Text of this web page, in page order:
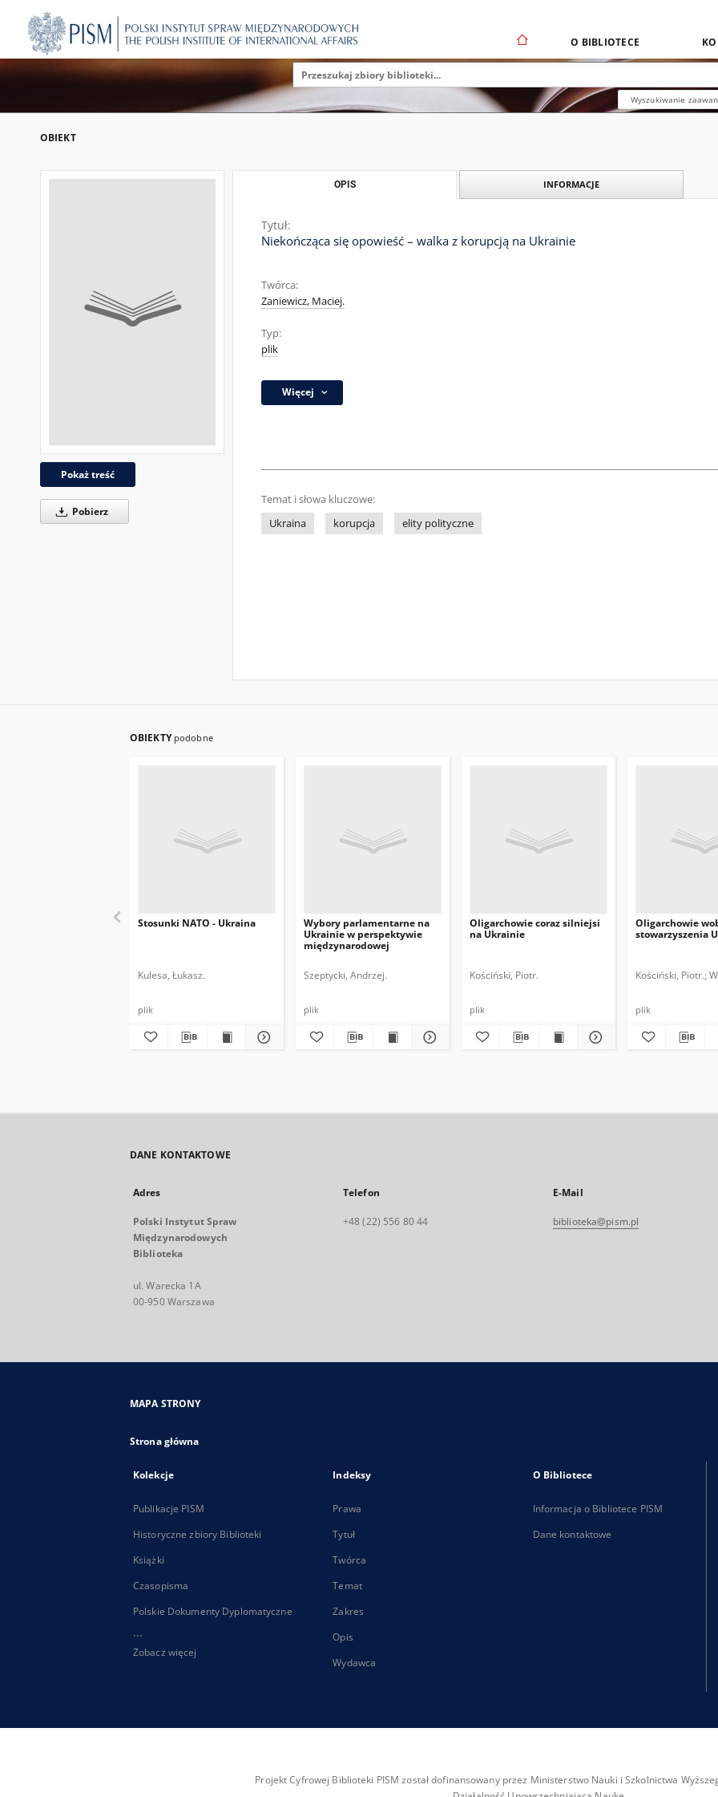
O BIBLIOTECE
Wyszukiwanie
OBIEKT
Pokaż treść
Pobierz
OPIS INFORMACJE
Tytuł:
Niekończąca się opowieść – walka z korupcją na Ukrainie
Twórca:
Zaniewicz, Maciej.
Typ:
plik
Więcej
Temat i słowa kluczowe:
Ukraina
korupcja elity polityczne
OBIEKTY podobne
Stosunki NATO - Ukraina
Kulesa, Łukasz.
plik
Wybory parlamentarne na
Ukrainie w perspektywie
międzynarodowej
Szeptycki, Andrzej.
plik
Oligarchowie coraz silniejsi
na Ukrainie
Kościński, Piotr.
plik
Oligarchowie
stowarzyszenia
Kościński, Piotr.
plik
DANE KONTAKTOWE
Adres
Polski Instytut Spraw
Międzynarodowych
Biblioteka
ul. Warecka 1A
00-950 Warszawa
Telefon
+48 (22) 556 80 44
E-Mail
biblioteka@pism.pl
MAPA STRONY
Strona główna
Kolekcje
Publikacje PISM
Historyczne zbiory Biblioteki
Książki
Czasopisma
Polskie Dokumenty Dyplomatyczne
...
Zobacz więcej
Indeksy
Prawa
Tytuł
Twórca
Temat
Zakres
Opis
Wydawca
O Bibliotece
Informacja o Bibliotece PISM
Dane kontaktowe
Projekt Cyfrowej Biblioteki PISM został dofinansowany przez Ministerstwo Nauki i Szkolnictwa